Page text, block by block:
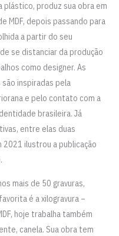
plástico, produz sua obra em
MDF, depois passando para
a partir do seu
se distanciar da produção
como designer. As
inspiradas pela
e pelo contato com a
brasileira. Já
entre elas duas
2021 ilustrou a publicação
mais de 50 gravuras,
é a xilogravura –
hoje trabalha também
canela. Sua obra tem